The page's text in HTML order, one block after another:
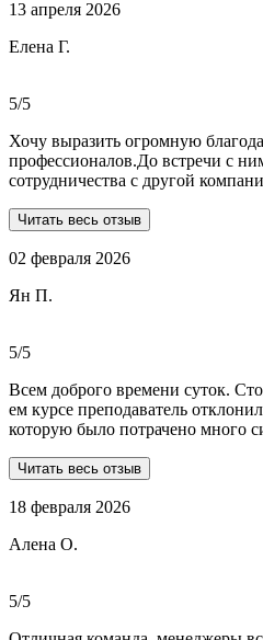
выполнили очень качественно,
реагируют и отвечают на все
13 апреля 2026
Елена Г.
5/5
Хочу выразить огромную
профессионалов.До встречи с
сотрудничества с другой
профессионалов.Условия,сроки
уровне.А если возникали
помощь студентам,то только-
Читать весь отзыв
02 февраля 2026
Ян П.
5/5
Всем доброго времени суток.
ем курсе преподаватель
которую было потрачено много
обратился в Dist-help. Первый раз, были опасения и по срокам,
Ребята большие профессионалы,
Общение вызвало только
Читать весь отзыв
18 февраля 2026
Алена О.
5/5